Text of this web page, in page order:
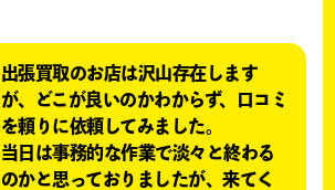
出張買取のお店は沢山存在します
が、どこが良いのかわからず、口コミ
を頼りに依頼してみました。
当日は事務的な作業で淡々と終わる
のかと思っておりましたが、来てく